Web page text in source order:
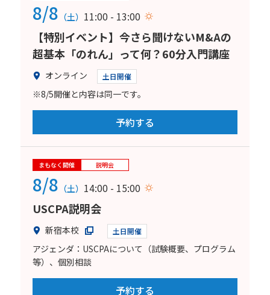
8/8 （土） 11:00 - 13:00
【特別イベント】今さら聞けないM&Aの
超基本「のれん」って何？60分入門講座
オンライン 土日開催
※8/5開催と内容は同一です。
予約する
まもなく開催 説明会
8/8 （土） 14:00 - 15:00
USCPA説明会
新宿本校 土日開催
アジェンダ：USCPAについて（試験概要、プログラム
等）、個別相談
予約する